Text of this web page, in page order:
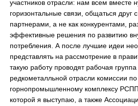
участников отрасли: нам всем вместе
горизонтальные связи, общаться друг
партнерами, а не как конкурентами,
эффективные решения по развитию
потребления. А после лучшие идеи
представлять на рассмотрение в
такую работу проводят рабочая
редкометалльной отрасли комиссии по
горнопромышленному комплексу
которой я выступаю, а также